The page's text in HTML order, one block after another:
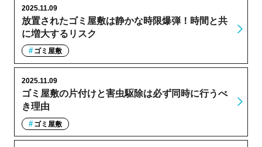
放置されたゴミ屋敷は静かな時限爆弾！時間と共
に増大するリスク
2025.11.09
ゴミ屋敷
ゴミ屋敷の片付けと害虫駆除は必ず同時に行うべ
き理由
2025.11.09
ゴミ屋敷